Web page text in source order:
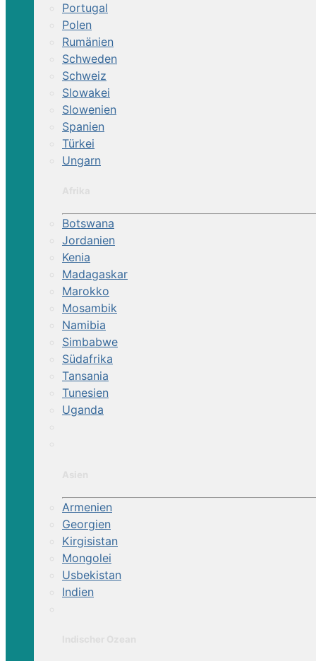
Portugal
Polen
Rumänien
Schweden
Schweiz
Slowakei
Slowenien
Spanien
Türkei
Ungarn
Botswana
Jordanien
Kenia
Madagaskar
Marokko
Mosambik
Namibia
Simbabwe
Südafrika
Tansania
Tunesien
Uganda
Armenien
Georgien
Kirgisistan
Mongolei
Usbekistan
Indien